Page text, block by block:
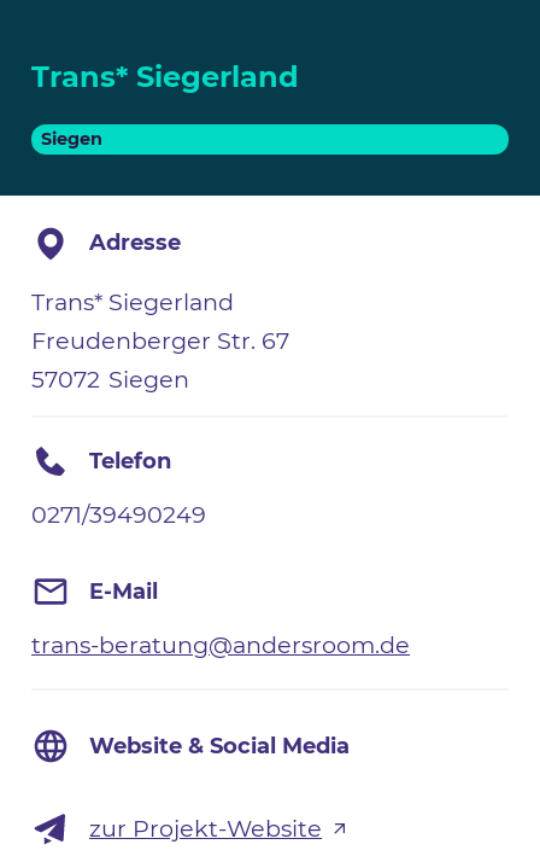
Trans* Siegerland
Siegen
Adresse
Trans* Siegerland
Freudenberger Str. 67
57072 Siegen
Telefon
0271/39490249
E-Mail
trans-beratung@andersroom.de
Website & Social Media
zur Projekt-Website